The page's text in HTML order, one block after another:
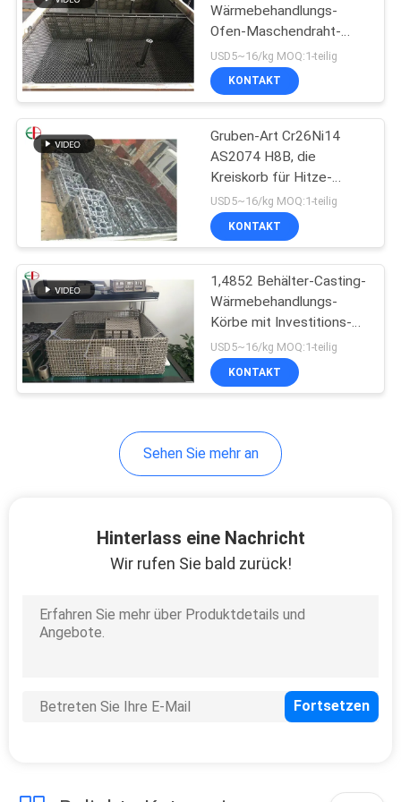
Wärmebehandlungs-
Ofen-Maschendraht-
Korb-Eisen-Schmieden-
Ofen-Behälter und Körbe
EB3197
USD5~16/kg MOQ:1-teilig
KONTAKT
Gruben-Art Cr26Ni14
AS2074 H8B, die
Kreiskorb für Hitze-
Behandlungsmetallteile
EB22238 hängt
USD5~16/kg MOQ:1-teilig
KONTAKT
1,4852 Behälter-Casting-
Wärmebehandlungs-
Körbe mit Investitions-
Prozess für die
Aufhäufung von Öfen
USD5~16/kg MOQ:1-teilig
KONTAKT
Sehen Sie mehr an
Hinterlass eine Nachricht
Wir rufen Sie bald zurück!